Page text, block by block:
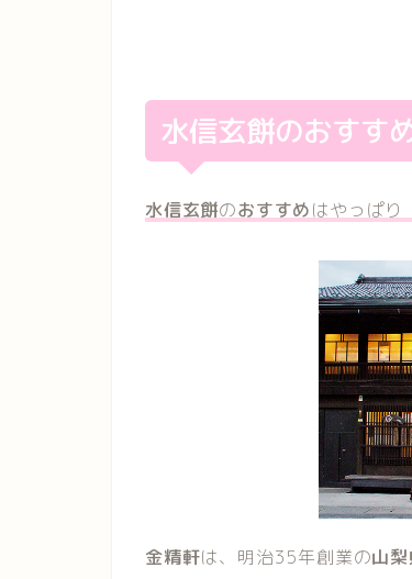
水信玄餅のおすす
水信玄餅のおすすめはやっぱり
金精軒は、明治35年創業の山